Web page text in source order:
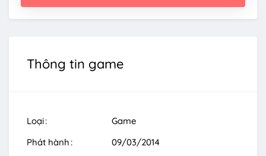
Thông tin game
Loại
Game
Phát hành
09/03/2014